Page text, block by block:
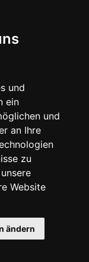
und
ein
und
an Ihre
zu
Website
ändern